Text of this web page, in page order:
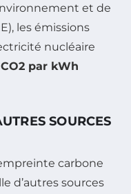
et de
les émissions
nucléaire
par kWh
SOURCES
carbone
d’autres sources